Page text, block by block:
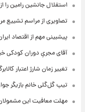
استقلال جانشین رامین را
تصاویری از مراسم تشییع
پیشبینی مهم از اقتصاد
آقای مجریِ دوران کودکی
تغییر زمان شارژ اعتبار
تیپ گل‌گلی خانم بازیگر
مهلت معافیت این